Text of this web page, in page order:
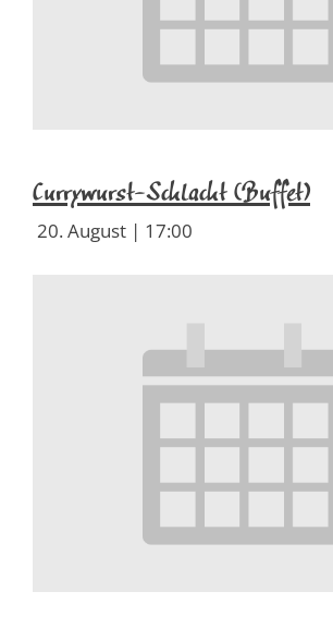
Currywurst-Schlacht (Buffet)
20. August | 17:00